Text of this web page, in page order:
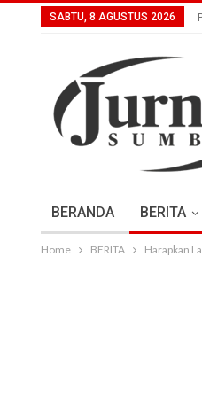
SABTU, 8 AGUSTUS 2026
BERANDA BERITA
Home BERITA Harapkan